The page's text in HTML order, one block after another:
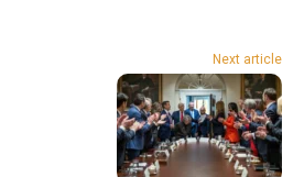
Next article